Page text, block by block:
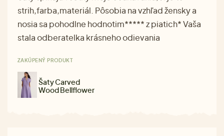
strih,farba,materiál. Pôsobia na vzhľad žensky a
nosia sa pohodlne hodnotim***** z piatich* Vaša
stala odberatelka krásneho odievania
ZAKÚPENÝ PRODUKT
Šaty Carved
Wood Bellflower